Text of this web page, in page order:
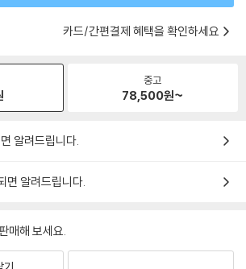
카드/간편결제 혜택을 확인하세요
중고
78,500원~
알려드립니다.
면 알려드립니다.
매해 보세요.